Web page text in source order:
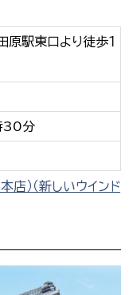
駅東口より徒歩１
30分
店） （新しいウインド